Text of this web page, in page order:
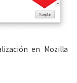
en Mozilla